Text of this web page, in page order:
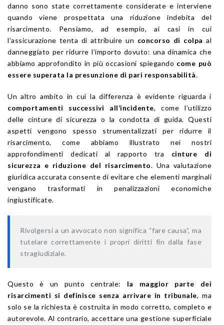
danno sono state correttamente considerate e interviene
quando viene prospettata una riduzione indebita del
risarcimento. Pensiamo, ad esempio, ai casi in cui
l’assicurazione tenta di attribuire un concorso di colpa al
danneggiato per ridurre l’importo dovuto: una dinamica che
abbiamo approfondito in più occasioni spiegando come può
essere superata la presunzione di pari responsabilità.
Un altro ambito in cui la differenza è evidente riguarda i
comportamenti successivi all’incidente, come l’utilizzo
delle cinture di sicurezza o la condotta di guida. Questi
aspetti vengono spesso strumentalizzati per ridurre il
risarcimento, come abbiamo illustrato nei nostri
approfondimenti dedicati al rapporto tra cinture di
sicurezza e riduzione del risarcimento. Una valutazione
giuridica accurata consente di evitare che elementi marginali
vengano trasformati in penalizzazioni economiche
ingiustificate.
Rivolgersi a un avvocato non significa “fare causa”, ma
tutelare correttamente i propri diritti fin dalla fase
stragiudiziale.
Questo è un punto centrale: la maggior parte dei
risarcimenti si definisce senza arrivare in tribunale, ma
solo se la richiesta è costruita in modo corretto, completo e
autorevole. Al contrario, accettare una gestione superficiale